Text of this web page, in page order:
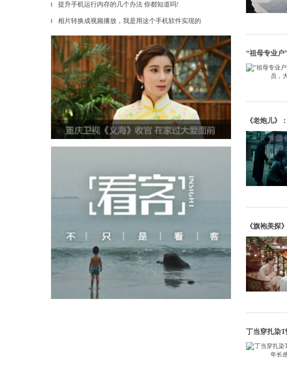
▎ 提升手机运行内存的几个办法 你都知道吗!
▎ 相片转换成视频播放，我是用这个手机软件实现的
“祖母专业户
《老炮儿》
《旗袍美探
丁当穿扎染